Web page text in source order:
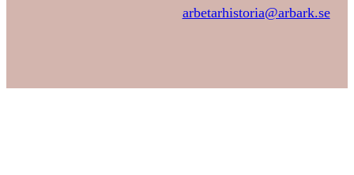
arbetarhistoria@arbark.se